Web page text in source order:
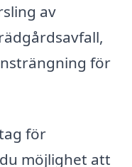
av
för
för
möjlighet att